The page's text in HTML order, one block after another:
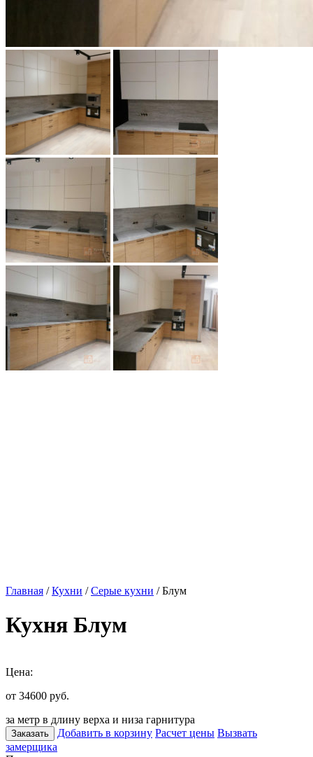
Главная /Кухни /Серые кухни / Блум
Кухня Блум
Цена:
от 34600 руб.
за метр в длину верха и низа гарнитура
Заказать Добавить в корзину Расчет цены Вызвать
замерщика